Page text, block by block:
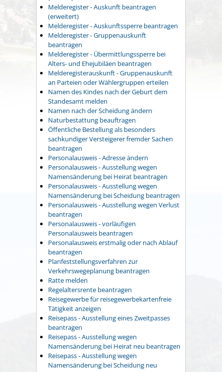
Melderegister - Auskunft beantragen
(erweitert)
Melderegister - Auskunftssperre beantragen
Melderegister - Gruppenauskunft
beantragen
Melderegister - Übermittlungssperre bei
Alters- und Ehejubiläen beantragen
Melderegisterauskunft - Gruppenauskunft
an Parteien oder Wählergruppen erteilen
Namen des Kindes nach der Geburt dem
Standesamt melden
Namen nach der Scheidung ändern
Naturbestattung beauftragen
Öffentliche Bestellung als besonders
sachkundiger Versteigerer fremder Sachen
beantragen
Personalausweis - Adresse ändern
Personalausweis - Ausstellung wegen
Namensänderung bei Heirat beantragen
Personalausweis - Ausstellung wegen
Namensänderung bei Scheidung beantragen
Personalausweis - Ausstellung wegen Verlust
beantragen
Personalausweis - vorläufigen
Personalausweis beantragen
Personalausweis erstmalig oder nach Ablauf
beantragen
Planfeststellungsverfahren zur
Verkehrswegeplanung beantragen
Ratte melden
Regelaltersrente beantragen
Reisegewerbe für reisegewerbekartenfreie
Tätigkeit anzeigen
Reisepass - Ausstellung eines Zweitpasses
beantragen
Reisepass - Ausstellung wegen
Namensänderung bei Heirat neu beantragen
Reisepass - Ausstellung wegen
Namensänderung bei Scheidung neu